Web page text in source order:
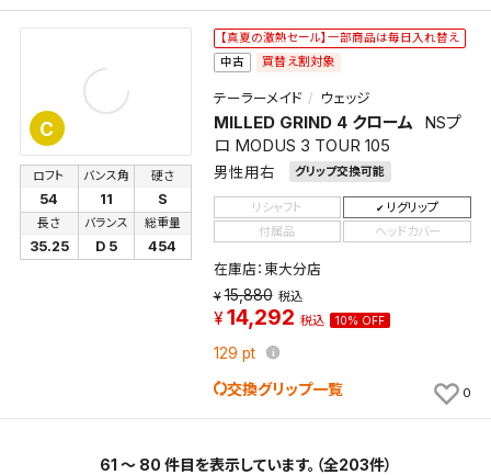
C
【真夏の激熱セール】一部商品は毎日入れ替え
中古
買替え割対象
テーラーメイド ウェッジ
MILLED GRIND 4 クローム
NSプ
ロ MODUS 3 TOUR 105
男性用右 グリップ交換可能
ロフト
54
バンス角
11
硬さ
S
長さ
35.25
バランス
D 5
総重量
454
リシャフト
リグリップ
付属品
ヘッドカバー
在庫店：東大分店
15,880 税込
14,292 税込 10% OFF
129 pt
交換グリップ一覧 0
61 ～ 80 件目を表示しています。（全203件）